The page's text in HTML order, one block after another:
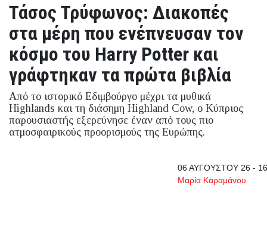
Τάσος Τρύφωνος: Διακοπές
στα μέρη που ενέπνευσαν τον
κόσμο του Harry Potter και
γράφτηκαν τα πρώτα βιβλία
Από το ιστορικό Εδιμβούργο μέχρι τα μυθικά
Highlands και τη διάσημη Highland Cow, ο Κύπριος
παρουσιαστής εξερεύνησε έναν από τους πιο
ατμοσφαιρικούς προορισμούς της Ευρώπης.
06 ΑΥΓΟΥΣΤΟΥ 26 -
Μαρία Καραμάνου